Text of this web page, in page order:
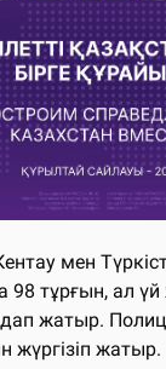
мен
98 тұрғын, ал
жатыр.
жүргізіп жатыр.